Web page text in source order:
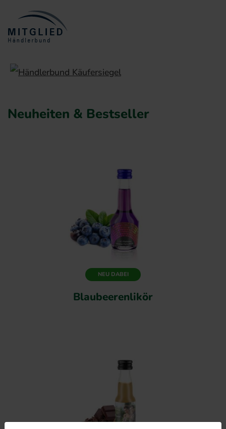
Neuheiten & Bestseller
NEU DABEI
Blaubeerenlikör